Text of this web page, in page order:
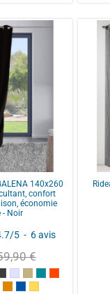
140x260
confort
économie
- Noir
/5 - 6avis
€
/ Red
Anthracite/Dark Grey
PerleEcruBleu Canard
Terracotta
Poterie
Pétrole
ocre